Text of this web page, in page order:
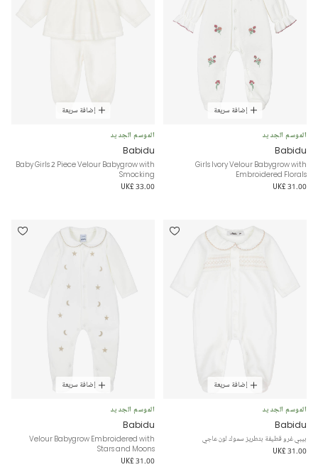
إضافة سريعة
الموسم الجديد
Babidu
Girls Ivory Velour Babygrow with
Embroidered Florals
UK£ 31.00
إضافة سريعة
الموسم الجديد
Babidu
Baby Girls 2 Piece Velour Babygrow with
Smocking
UK£ 33.00
إضافة سريعة
الموسم الجديد
Babidu
بيبي غرو قطيفة بتطريز سموك لون عاجي
UK£ 31.00
إضافة سريعة
الموسم الجديد
Babidu
Velour Babygrow Embroidered with
Stars and Moons
UK£ 31.00